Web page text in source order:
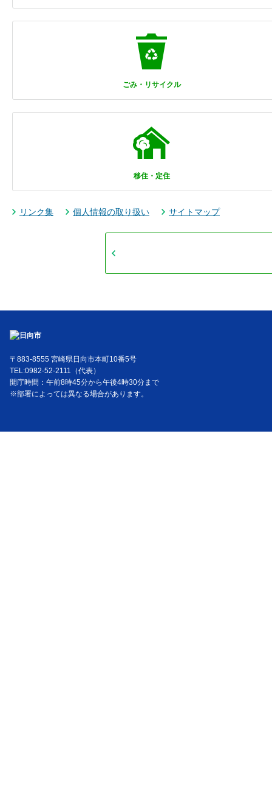
ごみ・リサイクル
移住・定住
リンク集 個人情報の取り扱い サイトマップ
〒883-8555 宮崎県日向市本町10番5号
TEL:0982-52-2111（代表）
開庁時間：午前8時45分から午後4時30分まで
※部署によっては異なる場合があります。